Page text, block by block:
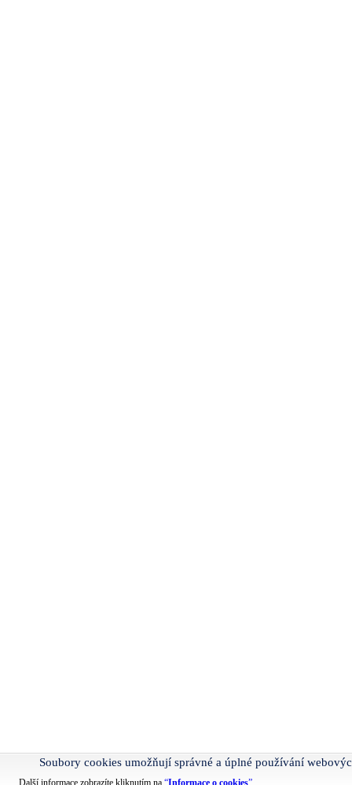
Soubory cookies umožňují správné a úplné používání
Další informace zobrazíte kliknutím na “Informace o cookies”